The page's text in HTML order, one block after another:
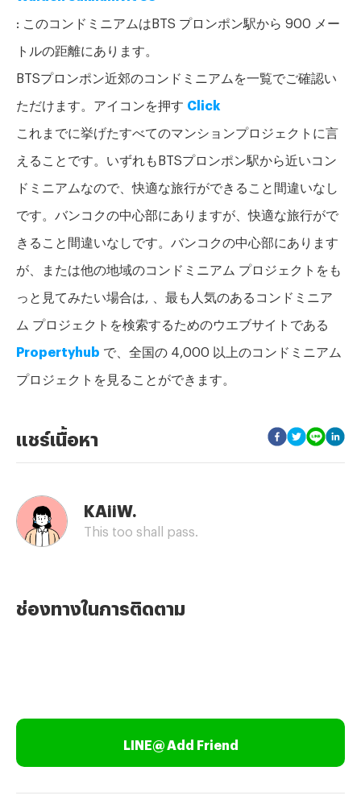
: このコンドミニアムはBTS プロンポン駅から 900 メー
トルの距離にあります。
BTSプロンポン近郊のコンドミニアムを一覧でご確認い
ただけます。アイコンを押す Click
これまでに挙げたすべてのマンションプロジェクトに言
えることです。いずれもBTSプロンポン駅から近いコン
ドミニアムなので、快適な旅行ができること間違いなし
です。バンコクの中心部にありますが、快適な旅行がで
きること間違いなしです。バンコクの中心部にあります
が、または他の地域のコンドミニアム プロジェクトをも
っと見てみたい場合は, 、最も人気のあるコンドミニア
ム プロジェクトを検索するためのウエブサイトである
Propertyhub で、全国の 4,000 以上のコンドミニアム
プロジェクトを見ることができます。
แชร์เนื้อหา
KAiiW.
This too shall pass.
ช่องทางในการติดตาม
LINE@ Add Friend